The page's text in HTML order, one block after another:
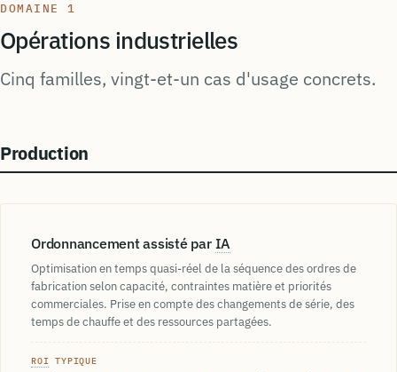
DOMAINE 1
Opérations industrielles
Cinq familles, vingt-et-un cas d'usage concrets.
Production
Ordonnancement assisté par IA
Optimisation en temps quasi-réel de la séquence des ordres de
fabrication selon capacité, contraintes matière et priorités
commerciales. Prise en compte des changements de série, des
temps de chauffe et des ressources partagées.
ROI TYPIQUE